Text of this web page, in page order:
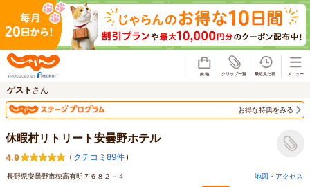
ゲスト さん
お得な特典をみる
休暇村リトリート安曇野ホテル
4.9 ( クチコミ89件)
長野県安曇野市穂高有明７６８２－４ 地図・アクセス